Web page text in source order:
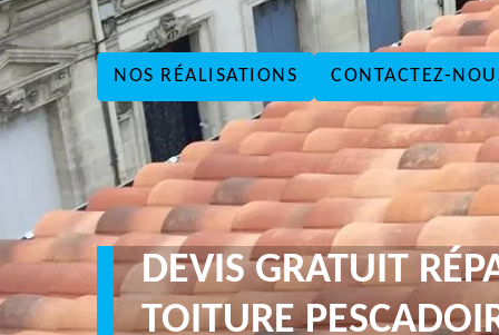
NOS RÉALISATIONS CONTACTEZ-
DEVIS GRATUIT
TOITURE